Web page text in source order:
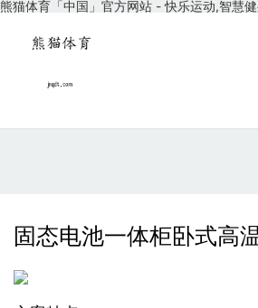
熊猫体育「中国」官方网站 - 快乐运动,智慧
固态电池一体柜卧式高